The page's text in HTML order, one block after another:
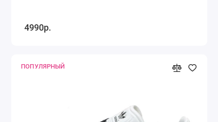
4990р.
ПОПУЛЯРНЫЙ